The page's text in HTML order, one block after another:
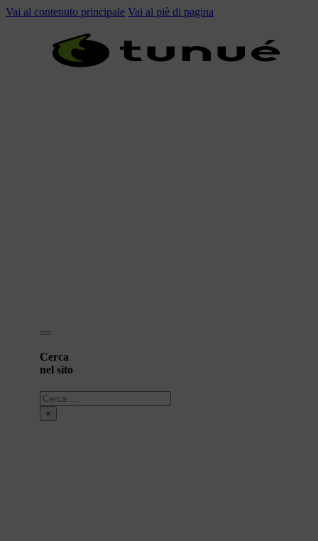
Vai al contenuto principale Vai al piè di pagina
Cerca
nel sito
Cerca
×